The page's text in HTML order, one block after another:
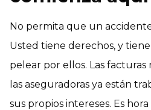
No permita que un
Usted tiene derechos, y
pelear por ellos. Las facturas
las aseguradoras ya están
sus propios intereses. Es